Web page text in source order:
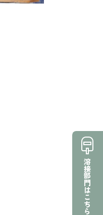
溶接部門はこちら